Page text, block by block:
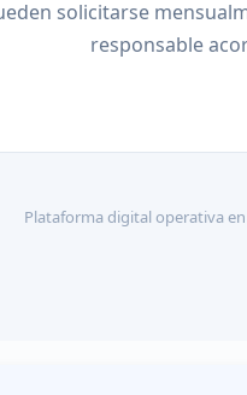
solicitarse
responsable
Plataforma digital operativa